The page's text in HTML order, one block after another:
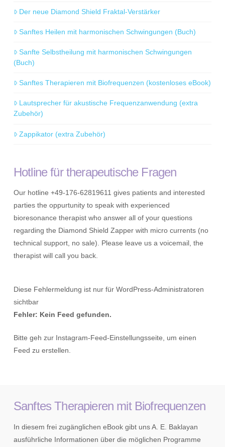
Der neue Diamond Shield Fraktal-Verstärker
Sanftes Heilen mit harmonischen Schwingungen (Buch)
Sanfte Selbstheilung mit harmonischen Schwingungen
(Buch)
Sanftes Therapieren mit Biofrequenzen (kostenloses eBook)
Lautsprecher für akustische Frequenzanwendung (extra
Zubehör)
Zappikator (extra Zubehör)
Hotline für therapeutische Fragen
Our hotline +49-176-62819611 gives patients and interested
parties the oppurtunity to speak with experienced
bioresonance therapist who answer all of your questions
regarding the Diamond Shield Zapper with micro currents (no
technical support, no sale). Please leave us a voicemail, the
therapist will call you back.
Diese Fehlermeldung ist nur für WordPress-Administratoren
sichtbar
Fehler: Kein Feed gefunden.
Bitte geh zur Instagram-Feed-Einstellungsseite, um einen
Feed zu erstellen.
Sanftes Therapieren mit Biofrequenzen
In diesem frei zugänglichen eBook gibt uns A. E. Baklayan
ausführliche Informationen über die möglichen Programme